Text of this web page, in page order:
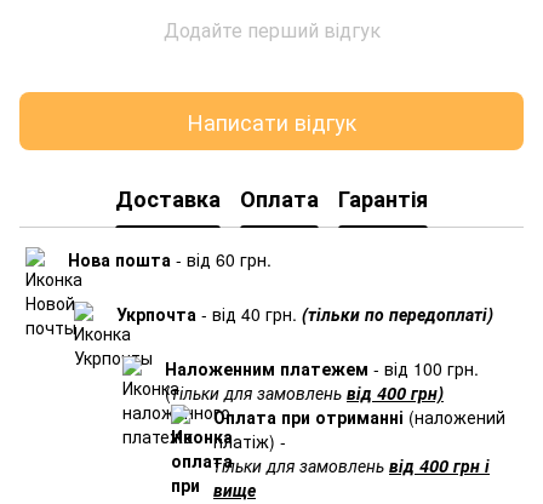
Додайте перший відгук
Написати відгук
Доставка Оплата Гарантія
Нова пошта - від 60 грн.
Укрпочта - від 40 грн. (тільки по передоплаті)
Наложенним платежем - від 100 грн.
(тільки для замовлень від 400 грн)
Оплата при отриманні (наложений
платіж) -
тільки для замовлень від 400 грн і
вище